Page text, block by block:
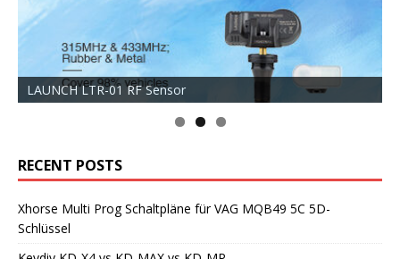
LAUNCH LTR-01 RF Sensor
RECENT POSTS
Xhorse Multi Prog Schaltpläne für VAG MQB49 5C 5D-
Schlüssel